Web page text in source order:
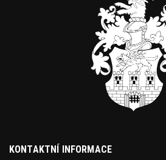
KONTAKTNÍ INFORMACE